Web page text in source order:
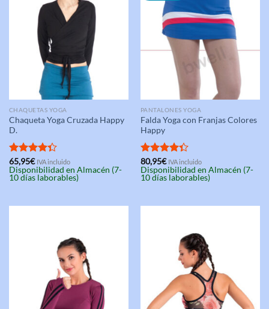
CHAQUETAS YOGA
Chaqueta Yoga Cruzada Happy
D.
Valorado
con4.33
de 5
65,95€ IVA incluido
Disponibilidad en Almacén (7-
10 días laborables)
PANTALONES YOGA
Falda Yoga con Franjas Colores
Happy
Valorado
con4.33
de 5
80,95€ IVA incluido
Disponibilidad en Almacén (7-
10 días laborables)